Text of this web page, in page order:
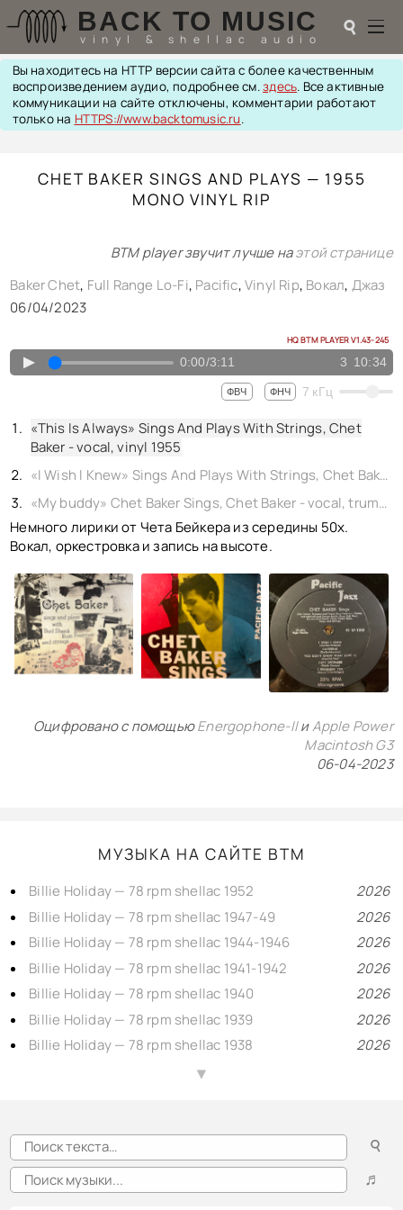
BACK TO MUSIC
vinyl & shellac audio ☌
☌
UPGRADES
HI-FI PLAYERS
TESTS
ССЫЛКИ
BACK TO PHOTO
Вы находитесь на HTTP версии сайта с более качественным
воспроизведением аудио, подробнее см.здесь. Все активные
коммуникации на сайте отключены, комментарии работают
только на HTTPS://www.backtomusic.ru.
CHET BAKER SINGS AND PLAYS — 1955
MONO VINYL RIP
BTM player звучит лучше наэтой странице
Baker Chet, Full Range Lo-Fi, Pacific,Vinyl Rip, Вокал, Джаз
06/04/2023
HQ BTM PLAYER V1.43-245
▲ 0:00/3:11 3 10:34
ФВЧ ФНЧ 7 кГц
«This Is Always» Sings And Plays With Strings, Chet
Baker - vocal, vinyl 1955
«I Wish I Knew» Sings And Plays With Strings, Chet Baker - vocal, vinyl 1955
«My buddy» Chet Baker Sings, Chet Baker - vocal, trumpet, vinyl 1956
Немного лирики от Чета Бейкера из середины 50х.
Вокал, оркестровка и запись на высоте.
Оцифровано с помощьюEnergophone-IIиApple Power
Macintosh G3
06-04-2023
МУЗЫКА НА САЙТЕ BTM
Billie Holiday — 78 rpm shellac 1952
2026
Billie Holiday — 78 rpm shellac 1947-49
2026
Billie Holiday — 78 rpm shellac 1944-1946
2026
Billie Holiday — 78 rpm shellac 1941-1942
2026
Billie Holiday — 78 rpm shellac 1940
2026
Billie Holiday — 78 rpm shellac 1939
2026
Billie Holiday — 78 rpm shellac 1938
2026
Billie Holiday — 78 rpm shellac 1937
2025
Русский вокал, 9 (1906-1915) народные песни — шеллачные пластинки 75-82 об/мин.
2025
Русский вокал, 8 (1903-1913) оперные арии — шеллачные пластинки 74-82 об/мин.
▲
☌
♬